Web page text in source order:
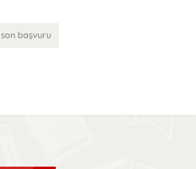
son başvuru